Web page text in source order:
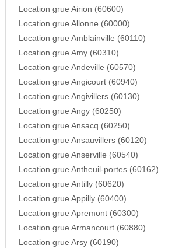
Location grue Airion (60600)
Location grue Allonne (60000)
Location grue Amblainville (60110)
Location grue Amy (60310)
Location grue Andeville (60570)
Location grue Angicourt (60940)
Location grue Angivillers (60130)
Location grue Angy (60250)
Location grue Ansacq (60250)
Location grue Ansauvillers (60120)
Location grue Anserville (60540)
Location grue Antheuil-portes (60162)
Location grue Antilly (60620)
Location grue Appilly (60400)
Location grue Apremont (60300)
Location grue Armancourt (60880)
Location grue Arsy (60190)